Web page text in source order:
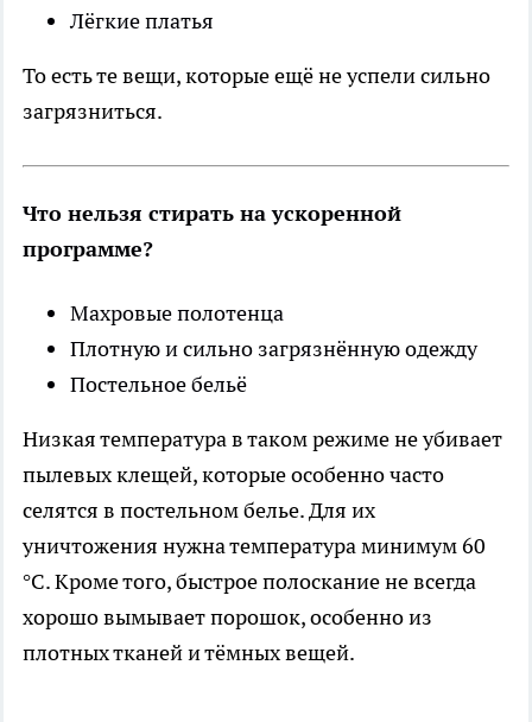
Лёгкие платья
То есть те вещи, которые ещё не успели сильно
загрязниться.
Что нельзя стирать на ускоренной
программе?
Махровые полотенца
Плотную и сильно загрязнённую одежду
Постельное бельё
Низкая температура в таком режиме не убивает
пылевых клещей, которые особенно часто
селятся в постельном белье. Для их
уничтожения нужна температура минимум 60
°C. Кроме того, быстрое полоскание не всегда
хорошо вымывает порошок, особенно из
плотных тканей и тёмных вещей.